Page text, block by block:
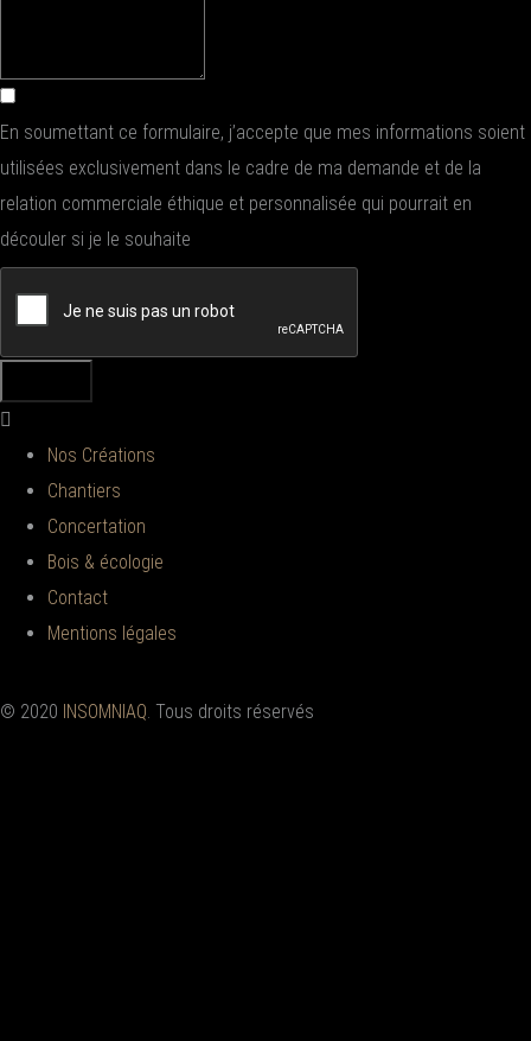
En soumettant ce formulaire, j’accepte que mes informations soient
utilisées exclusivement dans le cadre de ma demande et de la
relation commerciale éthique et personnalisée qui pourrait en
découler si je le souhaite
Nos Créations
Chantiers
Concertation
Bois & écologie
Contact
Mentions légales
© 2020 INSOMNIAQ. Tous droits réservés